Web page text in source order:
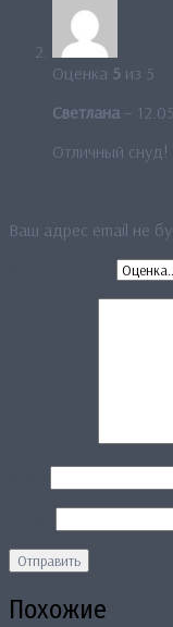
Оценка 5 из 5
Светлана –
Отличный снуд!
Ваш адрес email не
Похожие